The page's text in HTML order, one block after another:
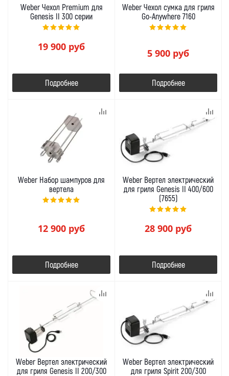
Weber Чехол Premium для
Genesis II 300 серии
19 900 руб
Подробнее
Weber Чехол сумка для гриля
Go-Anywhere 7160
5 900 руб
Подробнее
Weber Набор шампуров для
вертела
12 900 руб
Подробнее
Weber Вертел электрический
для гриля Genesis II 400/600
(7655)
28 900 руб
Подробнее
Weber Вертел электрический
для гриля Genesis II 200/300
Weber Вертел электрический
для гриля Spirit 200/300